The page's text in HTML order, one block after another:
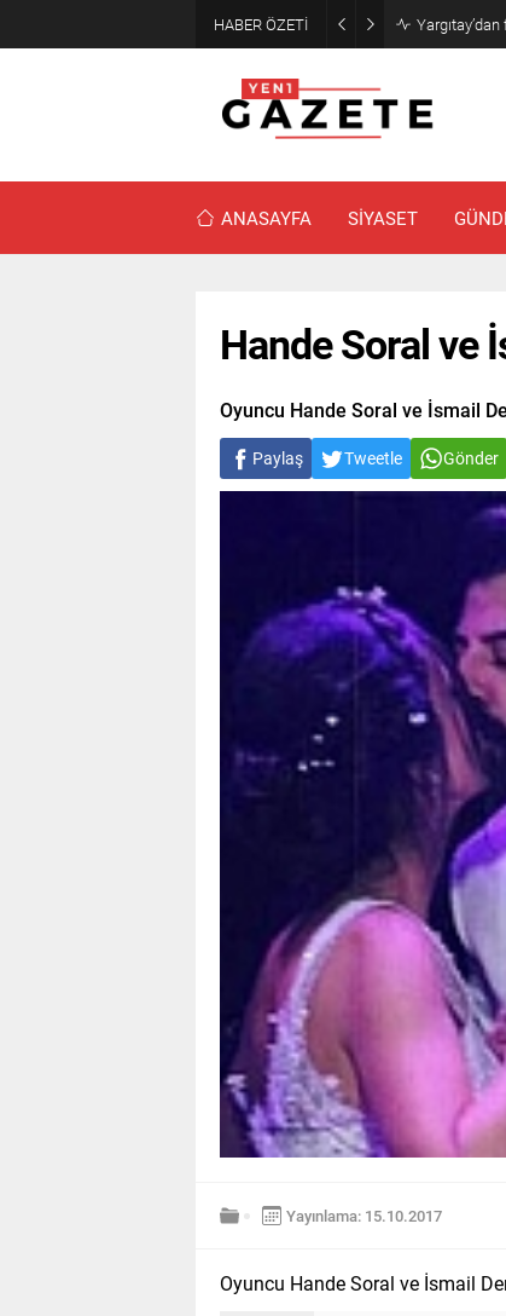
HABER ÖZETİ Narin
ANASAYFA SİYASET
Hande Soral ve
Oyuncu Hande Soral ve İsmail
Paylaş Tweetle Gönder
Yayınlama: 15.10.2017
Oyuncu Hande Soral ve İsmail